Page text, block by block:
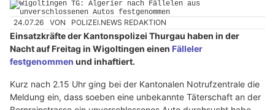
24.07.26 VON POLIZEI.NEWS REDAKTION
Einsatzkräfte der Kantonspolizei Thurgau haben in der
Nacht auf Freitag in Wigoltingen einen Fälleler
festgenommen und inhaftiert.
Kurz nach 2.15 Uhr ging bei der Kantonalen Notrufzentrale die
Meldung ein, dass soeben eine unbekannte Täterschaft an der